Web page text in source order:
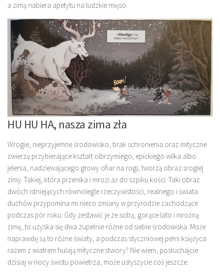
a zimą nabiera apetytu na ludzkie mięso.
HU HU HA, nasza zima zła
Wrogie, nieprzyjemne środowisko, brak schronienia oraz mityczne
zwierzę przybierające kształt olbrzymiego, epickiego wilka albo
jelenia, nadziewającego głowy ofiar na rogi, tworzą obraz srogiej
zimy. Takiej, która przenika i mrozi aż do szpiku kości. Taki obraz
dwóch istniejących równolegle rzeczywistości, realnego i świata
duchów przypomina mi nieco zmiany w przyrodzie zachodzące
podczas pór roku. Gdy zestawić je ze sobą, gorące lato i mroźną
zimę, to uzyska się dwa zupełnie różne od siebie środowiska. Może
naprawdę są to różne światy, a podczas styczniowej pełni księżyca
razem z wiatrem hulają mityczne stwory? Nie wiem, posłuchajcie
dzisiaj w nocy świstu powietrza, może usłyszycie coś jeszcze.